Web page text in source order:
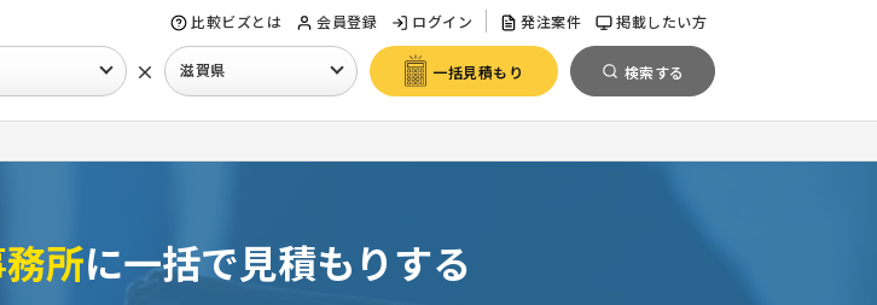
比較ビズとは 会員登録 ログイン 発注案件 掲載したい方
× 滋賀県 一括見積もり 検索する
所に一括で見積もりする
賀県